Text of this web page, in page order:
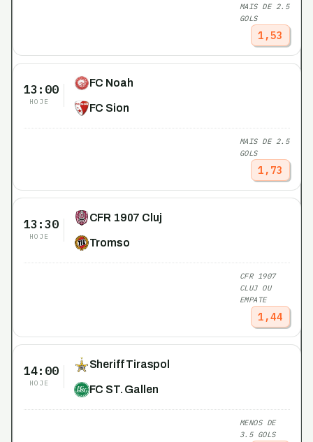
MAIS DE 2.5
GOLS
1,53
13:00
HOJE
FC Noah
FC Sion
MAIS DE 2.5
GOLS
1,73
13:30
HOJE
CFR 1907 Cluj
Tromso
CFR 1907
CLUJ OU
EMPATE
1,44
14:00
HOJE
Sheriff Tiraspol
FC ST. Gallen
MENOS DE
3.5 GOLS